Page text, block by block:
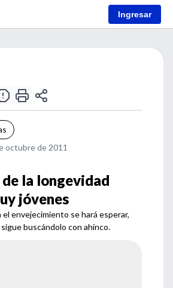
Ingresar
octubre de 2011
de la longevidad
jóvenes
envejecimiento se hará esperar,
buscándolo con ahínco.